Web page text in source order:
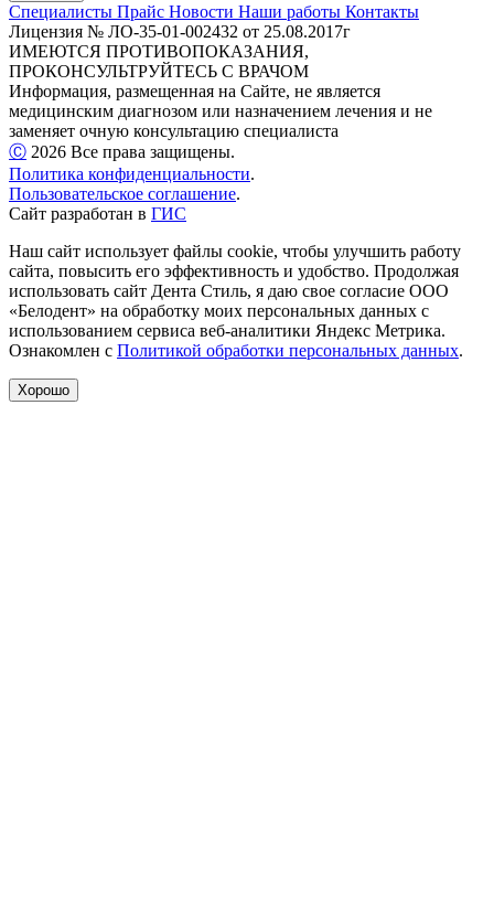
Специалисты Прайс Новости Наши работы Контакты
Лицензия № ЛО-35-01-002432 от 25.08.2017г
ИМЕЮТСЯ ПРОТИВОПОКАЗАНИЯ,
ПРОКОНСУЛЬТРУЙТЕСЬ С ВРАЧОМ
Информация, размещенная на Сайте, не является
медицинским диагнозом или назначением лечения и не
заменяет очную консультацию специалиста
Ⓒ️ 2026 Все права защищены.
Политика конфиденциальности.
Пользовательское соглашение.
Сайт разработан в ГИС
Наш сайт использует файлы cookie, чтобы улучшить работу
сайта, повысить его эффективность и удобство. Продолжая
использовать сайт Дента Стиль, я даю свое согласие ООО
«Белодент» на обработку моих персональных данных с
использованием сервиса веб-аналитики Яндекс Метрика.
Ознакомлен с Политикой обработки персональных данных.
Хорошо